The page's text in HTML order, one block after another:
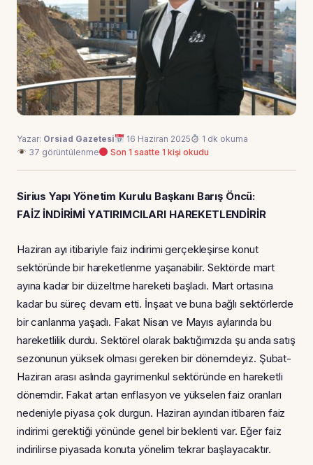
Yazar: Orsiad Gazetesi 16 Haziran 2025
1 dk okuma
37 görüntülenme
Son 1 saatte 1 kişi okudu
Sirius Yapı Yönetim Kurulu Başkanı Barış Öncü:
FAİZ İNDİRİMİ YATIRIMCILARI HAREKETLENDİRİR
Haziran ayı itibariyle faiz indirimi gerçekleşirse konut
sektöründe bir hareketlenme yaşanabilir. Sektörde mart
ayına kadar bir düzeltme hareketi başladı. Mart ortasına
kadar bu süreç devam etti. İnşaat ve buna bağlı sektörlerde
bir canlanma yaşadı. Fakat Nisan ve Mayıs aylarında bu
hareketlilik durdu. Sektörel olarak baktığımızda şu anda satış
sezonunun yüksek olması gereken bir dönemdeyiz. Şubat-
Haziran arası aslında gayrimenkul sektöründe en hareketli
dönemdir. Fakat artan enflasyon ve yükselen faiz oranları
nedeniyle piyasa çok durgun. Haziran ayından itibaren faiz
indirimi gerektiği yönünde genel bir beklenti var. Eğer faiz
indirilirse piyasada konuta yönelim tekrar başlayacaktır.